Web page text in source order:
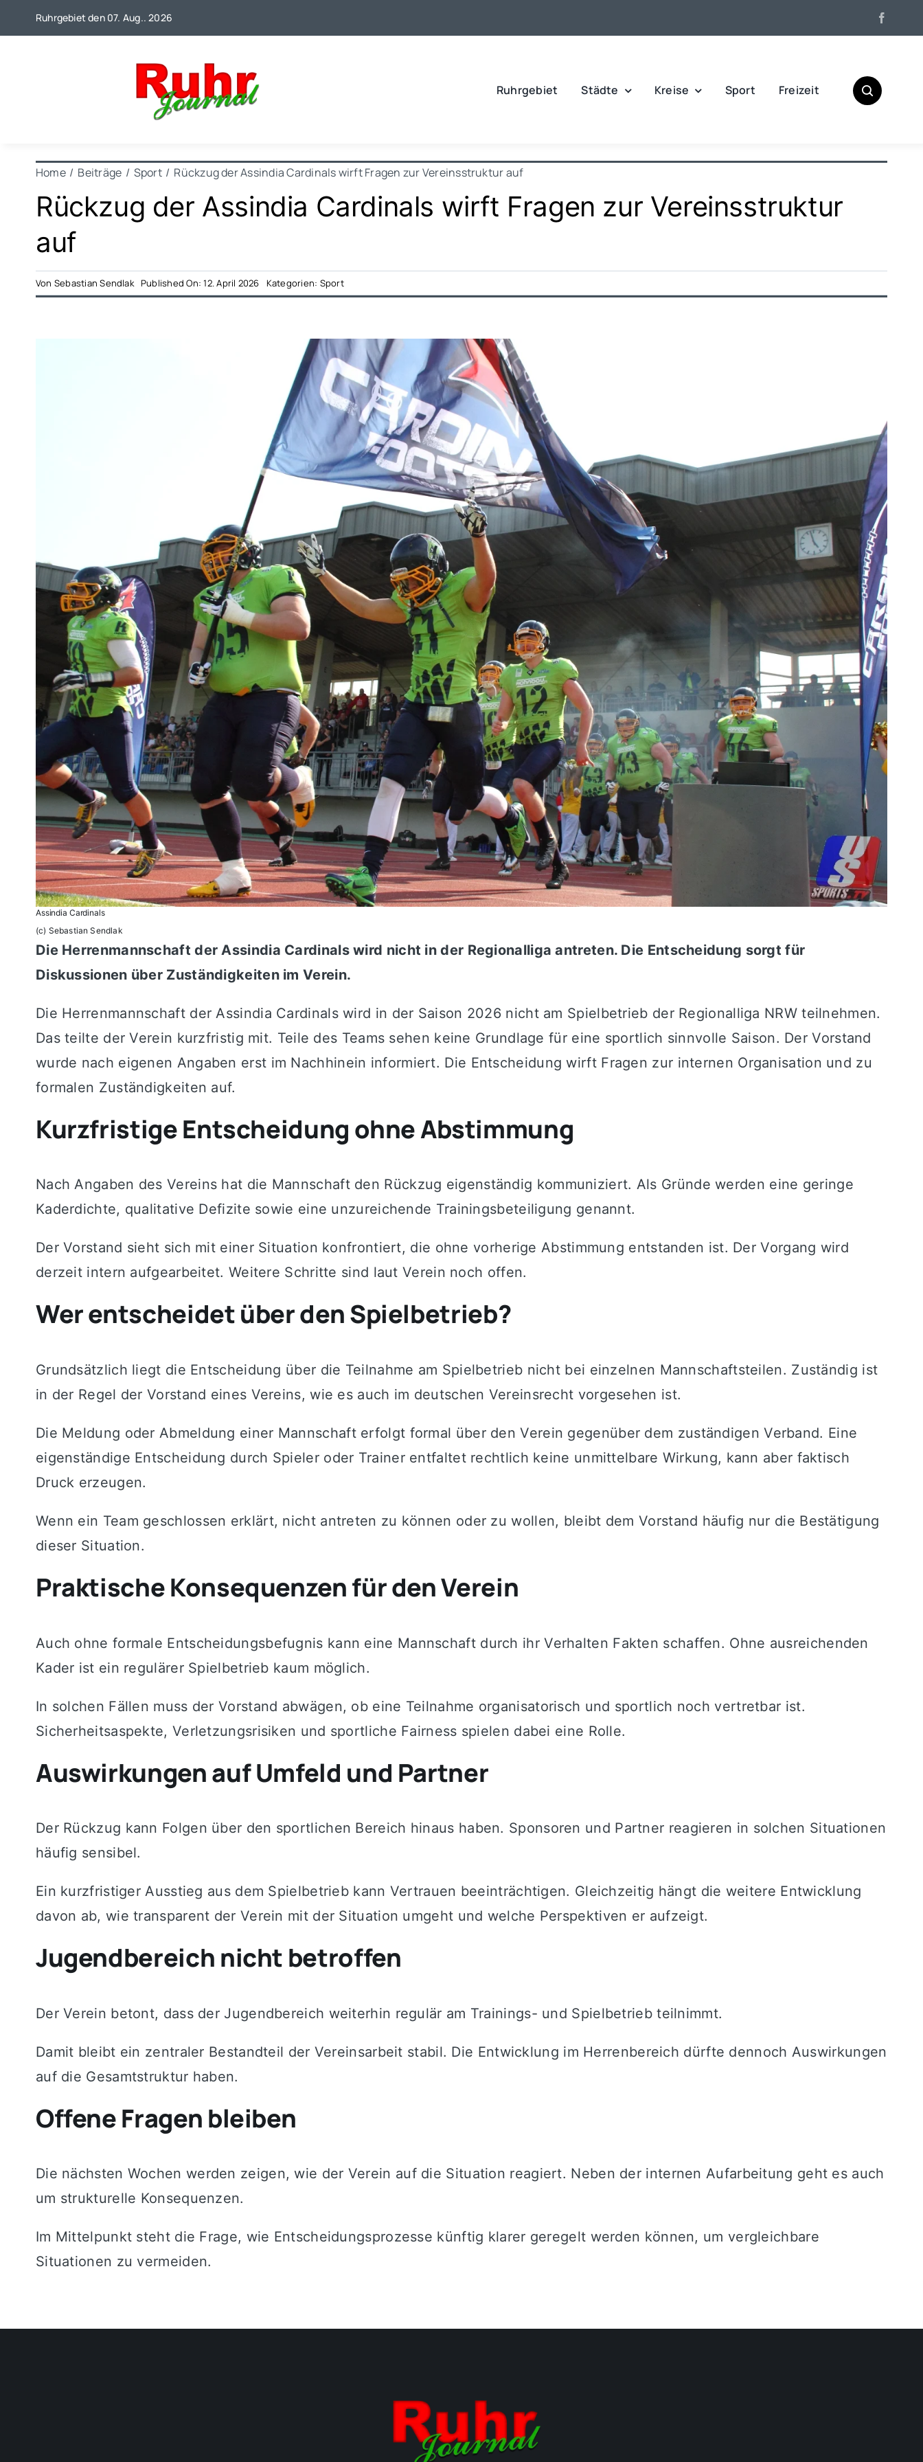
Ruhrgebiet den 07. Aug.. 2026
Ruhrgebiet Städte Kreise Sport Freizeit
Home Beiträge Sport Rückzug der Assindia Cardinals wirft Fragen zur Vereinsstruktur auf
Rückzug der Assindia Cardinals wirft Fragen zur Vereinsstruktur
auf
Von Sebastian Sendlak Published On: 12. April 2026 Kategorien: Sport
Assindia Cardinals
(c) Sebastian Sendlak
Die Herrenmannschaft der Assindia Cardinals wird nicht in der Regionalliga antreten. Die Entscheidung sorgt für
Diskussionen über Zuständigkeiten im Verein.
Die Herrenmannschaft der Assindia Cardinalswird in der Saison 2026 nicht am Spielbetrieb der Regionalliga NRW teilnehmen.
Das teilte der Verein kurzfristig mit. Teile des Teams sehen keine Grundlage für eine sportlich sinnvolle Saison. Der Vorstand
wurde nach eigenen Angaben erst im Nachhinein informiert. Die Entscheidung wirft Fragen zur internen Organisation und zu
formalen Zuständigkeiten auf.
Kurzfristige Entscheidung ohne Abstimmung
Nach Angaben des Vereins hat die Mannschaft den Rückzug eigenständig kommuniziert. Als Gründe werden eine geringe
Kaderdichte, qualitative Defizite sowie eine unzureichende Trainingsbeteiligung genannt.
Der Vorstand sieht sich mit einer Situation konfrontiert, die ohne vorherige Abstimmung entstanden ist. Der Vorgang wird
derzeit intern aufgearbeitet. Weitere Schritte sind laut Verein noch offen.
Wer entscheidet über den Spielbetrieb?
Grundsätzlich liegt die Entscheidung über die Teilnahme am Spielbetrieb nicht bei einzelnen Mannschaftsteilen. Zuständig ist
in der Regel der Vorstand eines Vereins, wie es auch im deutschen Vereinsrecht vorgesehen ist.
Die Meldung oder Abmeldung einer Mannschaft erfolgt formal über den Verein gegenüber dem zuständigen Verband. Eine
eigenständige Entscheidung durch Spieler oder Trainer entfaltet rechtlich keine unmittelbare Wirkung, kann aber faktisch
Druck erzeugen.
Wenn ein Team geschlossen erklärt, nicht antreten zu können oder zu wollen, bleibt dem Vorstand häufig nur die Bestätigung
dieser Situation.
Praktische Konsequenzen für den Verein
Auch ohne formale Entscheidungsbefugnis kann eine Mannschaft durch ihr Verhalten Fakten schaffen. Ohne ausreichenden
Kader ist ein regulärer Spielbetrieb kaum möglich.
In solchen Fällen muss der Vorstand abwägen, ob eine Teilnahme organisatorisch und sportlich noch vertretbar ist.
Sicherheitsaspekte, Verletzungsrisiken und sportliche Fairness spielen dabei eine Rolle.
Auswirkungen auf Umfeld und Partner
Der Rückzug kann Folgen über den sportlichen Bereich hinaus haben. Sponsoren und Partner reagieren in solchen Situationen
häufig sensibel.
Ein kurzfristiger Ausstieg aus dem Spielbetrieb kann Vertrauen beeinträchtigen. Gleichzeitig hängt die weitere Entwicklung
davon ab, wie transparent der Verein mit der Situation umgeht und welche Perspektiven er aufzeigt.
Jugendbereich nicht betroffen
Der Verein betont, dass der Jugendbereich weiterhin regulär am Trainings- und Spielbetrieb teilnimmt.
Damit bleibt ein zentraler Bestandteil der Vereinsarbeit stabil. Die Entwicklung im Herrenbereich dürfte dennoch Auswirkungen
auf die Gesamtstruktur haben.
Offene Fragen bleiben
Die nächsten Wochen werden zeigen, wie der Verein auf die Situation reagiert. Neben der internen Aufarbeitung geht es auch
um strukturelle Konsequenzen.
Im Mittelpunkt steht die Frage, wie Entscheidungsprozesse künftig klarer geregelt werden können, um vergleichbare
Situationen zu vermeiden.